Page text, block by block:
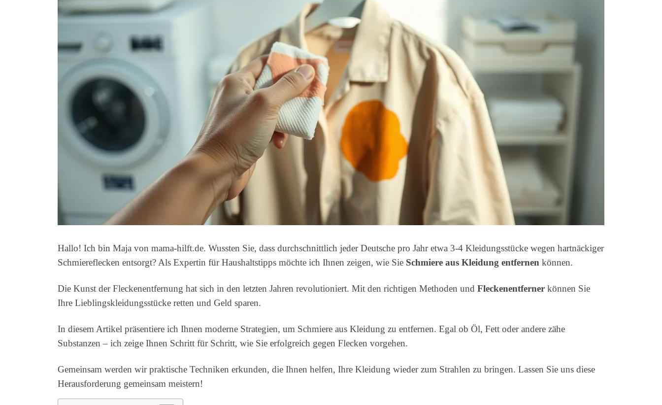
Hallo! Ich bin Maja von mama-hilft.de. Wussten Sie, dass durchschnittlich jeder Deutsche pro Jahr etwa 3-4 Kleidungsstücke wegen hartnäckiger
Schmiereflecken entsorgt? Als Expertin für Haushaltstipps möchte ich Ihnen zeigen, wie Sie Schmiere aus Kleidung entfernen können.
Die Kunst der Fleckenentfernung hat sich in den letzten Jahren revolutioniert. Mit den richtigen Methoden und Fleckenentferner können Sie
Ihre Lieblingskleidungsstücke retten und Geld sparen.
In diesem Artikel präsentiere ich Ihnen moderne Strategien, um Schmiere aus Kleidung zu entfernen. Egal ob Öl, Fett oder andere zähe
Substanzen – ich zeige Ihnen Schritt für Schritt, wie Sie erfolgreich gegen Flecken vorgehen.
Gemeinsam werden wir praktische Techniken erkunden, die Ihnen helfen, Ihre Kleidung wieder zum Strahlen zu bringen. Lassen Sie uns diese
Herausforderung gemeinsam meistern!